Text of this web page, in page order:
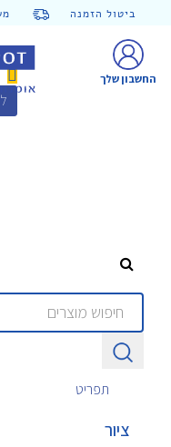
ביטול הזמנה
החשבון שלך
תפריט
ציור